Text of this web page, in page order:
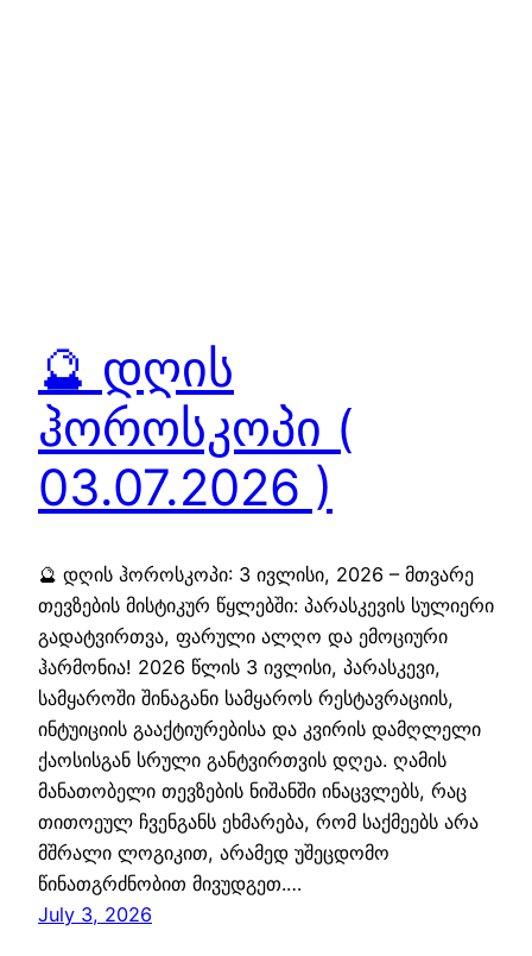
🔮 დღის
ჰოროსკოპი (
03.07.2026 )
🔮 დღის ჰოროსკოპი: 3 ივლისი, 2026 – მთვარე
თევზების მისტიკურ წყლებში: პარასკევის სულიერი
გადატვირთვა, ფარული ალღო და ემოციური
ჰარმონია! 2026 წლის 3 ივლისი, პარასკევი,
სამყაროში შინაგანი სამყაროს რესტავრაციის,
ინტუიციის გააქტიურებისა და კვირის დამღლელი
ქაოსისგან სრული განტვირთვის დღეა. ღამის
მანათობელი თევზების ნიშანში ინაცვლებს, რაც
თითოეულ ჩვენგანს ეხმარება, რომ საქმეებს არა
მშრალი ლოგიკით, არამედ უშეცდომო
წინათგრძნობით მივუდგეთ.…
July 3, 2026